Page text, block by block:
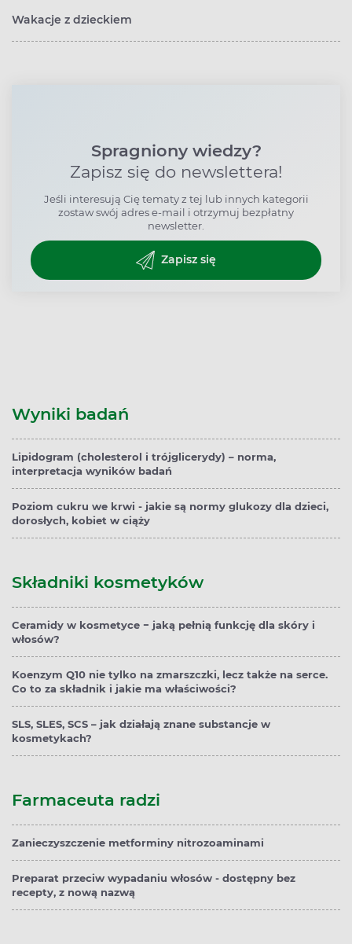
Wakacje z dzieckiem
Spragniony wiedzy?
Zapisz się do newslettera!
Jeśli interesują Cię tematy z tej lub innych kategorii
zostaw swój adres e-mail i otrzymuj bezpłatny
newsletter.
Zapisz się
Wyniki badań
Lipidogram (cholesterol i trójglicerydy) – norma,
interpretacja wyników badań
Poziom cukru we krwi - jakie są normy glukozy dla dzieci,
dorosłych, kobiet w ciąży
Składniki kosmetyków
Ceramidy w kosmetyce − jaką pełnią funkcję dla skóry i
włosów?
Koenzym Q10 nie tylko na zmarszczki, lecz także na serce.
Co to za składnik i jakie ma właściwości?
SLS, SLES, SCS – jak działają znane substancje w
kosmetykach?
Farmaceuta radzi
Zanieczyszczenie metforminy nitrozoaminami
Preparat przeciw wypadaniu włosów - dostępny bez
recepty, z nową nazwą